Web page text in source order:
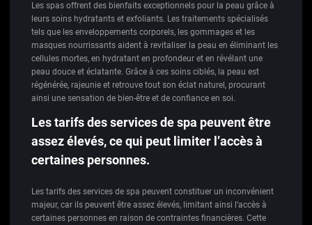
Les spas offrent des bienfaits exceptionnels pour la peau grâce à
leurs soins hydratants et exfoliants. Les traitements spécialisés
tels que les enveloppements corporels, les gommages et les
masques nourrissants aident à revitaliser la peau en éliminant les
cellules mortes, en hydratant en profondeur et en révélant une
peau douce et éclatante. Grâce à ces soins ciblés, la peau est
régénérée, rajeunie et retrouve tout son éclat naturel, procurant
ainsi une sensation de bien-être et de confiance en soi.
Les tarifs des services de spa peuvent être
assez élevés, ce qui peut limiter l’accès à
certaines personnes.
Les tarifs des services de spa peuvent constituer un inconvénient
majeur, car ils peuvent être assez élevés, limitant ainsi l’accès à
certaines personnes en raison de contraintes financières. Cette